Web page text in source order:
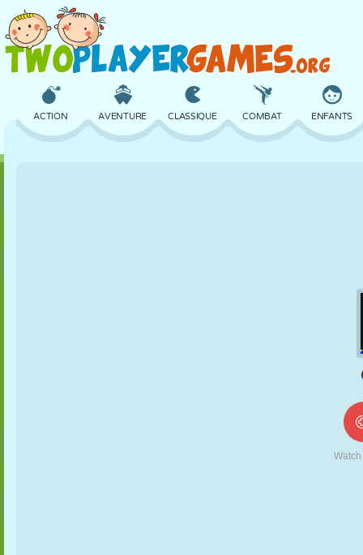
ACTION AVENTURE CLASSIQUE COMBAT ENFANTS